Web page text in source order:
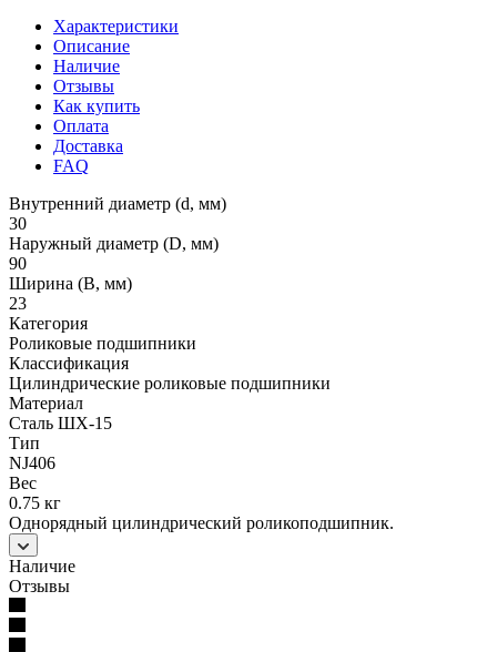
Характеристики
Описание
Наличие
Отзывы
Как купить
Оплата
Доставка
FAQ
Внутренний диаметр (d, мм)
30
Наружный диаметр (D, мм)
90
Ширина (B, мм)
23
Категория
Роликовые подшипники
Классификация
Цилиндрические роликовые подшипники
Материал
Сталь ШХ-15
Тип
NJ406
Вес
0.75 кг
Однорядный цилиндрический роликоподшипник.
Наличие
Отзывы